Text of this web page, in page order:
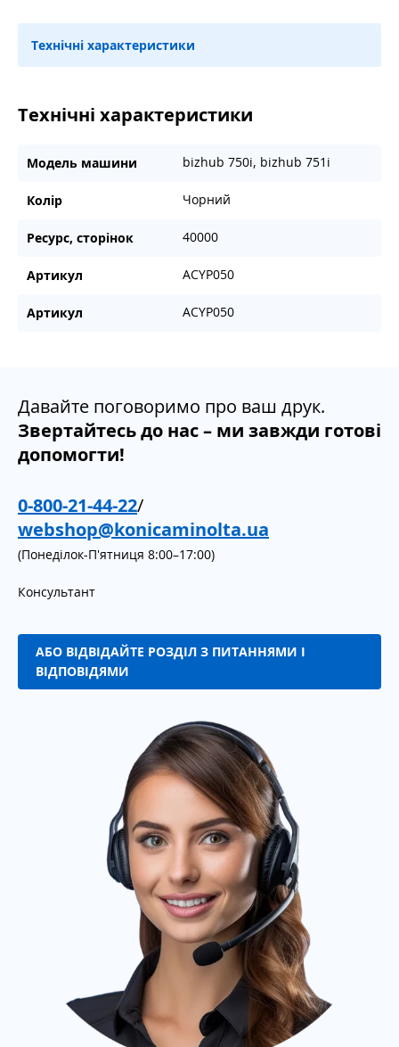
Технічні характеристики
Технічні характеристики
Модель машини bizhub 750i, bizhub 751i
Колір Чорний
Ресурс, сторінок 40000
Артикул ACYP050
Артикул ACYP050
Давайте поговоримо про ваш друк.
Звертайтесь до нас – ми завжди готові
допомогти!
0-800-21-44-22/
webshop@konicaminolta.ua
(Понеділок-П'ятниця 8:00–17:00)
Консультант
АБО ВІДВІДАЙТЕ РОЗДІЛ З ПИТАННЯМИ І
ВІДПОВІДЯМИ